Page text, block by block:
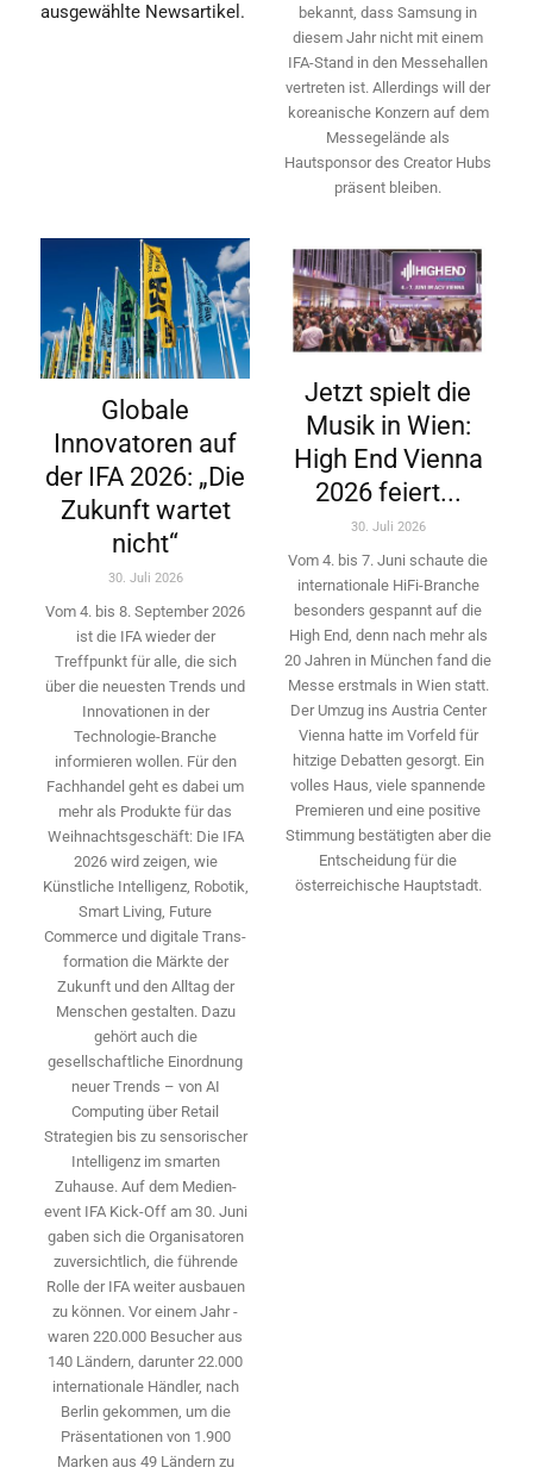
ausgewählte Newsartikel.
bekannt, dass Samsung in
diesem Jahr nicht mit einem
IFA-Stand in den Messehallen
vertreten ist. Allerdings will ­der
koreanische Konzern auf dem
Messegelände als
Hautsponsor des Creator Hubs
präsent bleiben.
Globale
Innovatoren auf
der IFA 2026: „Die
Zukunft wartet
nicht“
30. Juli 2026
Vom 4. bis 8. September 2026
ist die IFA wieder der
Treffpunkt für alle, die sich
über die neuesten Trends und
Innovationen in der
Technologie-­Branche
informieren wollen. Für den
Fachhandel geht es dabei um
mehr als Produkte für das
Weihnachtsgeschäft: Die IFA
2026 wird ­zeigen, wie
Künstliche Intelligenz, Robotik,
Smart Living, Future
Commerce und digitale Trans­
formation die Märkte der
Zukunft und den Alltag der
Menschen gestalten. Dazu
gehört auch die
gesellschaftliche Einordnung
neuer Trends – von AI
Computing über Retail
Strategien bis zu sensorischer
Intelligenz im smarten
Zuhause. Auf dem Medien­
event IFA Kick-Off am 30. Juni
gaben sich die Organisatoren
zuversichtlich, die führende
Rolle der IFA weiter ausbauen
zu können. Vor einem Jahr ­
waren 220.000 Besucher aus
140 ­Ländern, ­darunter 22.000
internationale Händler, nach
Berlin gekommen, um die
Präsen­tationen von 1.900
Marken aus 49 Ländern zu
Jetzt spielt die
Musik in Wien:
High End Vienna
2026 feiert...
30. Juli 2026
Vom 4. bis 7. Juni schaute die
internationale HiFi-Branche
besonders gespannt auf die
High End, denn nach mehr als
20 Jahren in München fand die
Messe erstmals in Wien statt.
Der Umzug ins Austria Center
Vienna hatte im Vorfeld für
hitzige Debatten gesorgt. Ein
volles Haus, viele spannende
Premieren und eine positive
Stimmung bestätigten aber die
Entscheidung für die
österreichische Hauptstadt.